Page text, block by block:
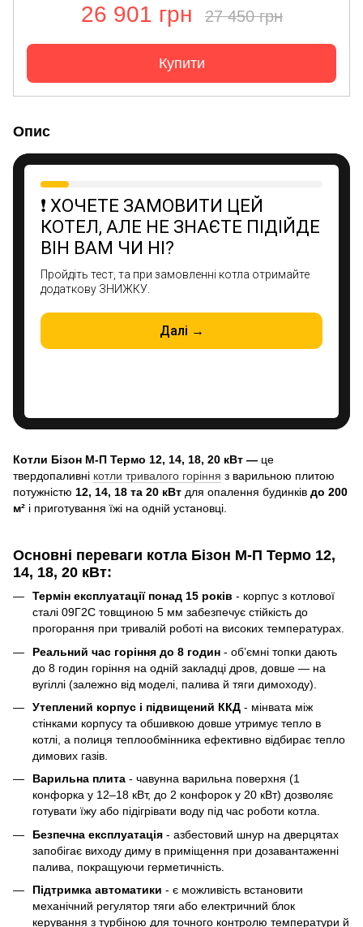
26 901 грн 27 450 грн
Купити
Опис
Котли Бізон М‑П Термо 12, 14, 18, 20 кВт — це
твердопаливні котли тривалого горіння з варильною плитою
потужністю 12, 14, 18 та 20 кВт для опалення будинків до 200
м² і приготування їжі на одній установці.
Основні переваги котла Бізон М‑П Термо 12,
14, 18, 20 кВт:
Термін експлуатації понад 15 років - корпус з котлової
сталі 09Г2С товщиною 5 мм забезпечує стійкість до
прогорання при тривалій роботі на високих температурах.
Реальний час горіння до 8 годин - обʼємні топки дають
до 8 годин горіння на одній закладці дров, довше — на
вугіллі (залежно від моделі, палива й тяги димоходу).
Утеплений корпус і підвищений ККД - мінвата між
стінками корпусу та обшивкою довше утримує тепло в
котлі, а полиця теплообмінника ефективно відбирає тепло
димових газів.
Варильна плита - чавунна варильна поверхня (1
конфорка у 12–18 кВт, до 2 конфорок у 20 кВт) дозволяє
готувати їжу або підігрівати воду під час роботи котла.
Безпечна експлуатація - азбестовий шнур на дверцятах
запобігає виходу диму в приміщення при дозавантаженні
палива, покращуючи герметичність.
Підтримка автоматики - є можливість встановити
механічний регулятор тяги або електричний блок
керування з турбіною для точного контролю температури й